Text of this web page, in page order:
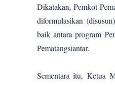
Dikatakan, Pemkot
diformulasikan
baik antara program
Pematangsiantar.
Sementara itu, Ketua